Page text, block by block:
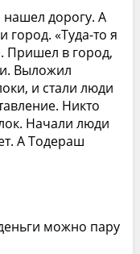
нашел дорогу. А
город. «Туда-то я
Пришел в город,
Выложил
и стали люди
Никто
Начали люди
А Тодераш
можно пару